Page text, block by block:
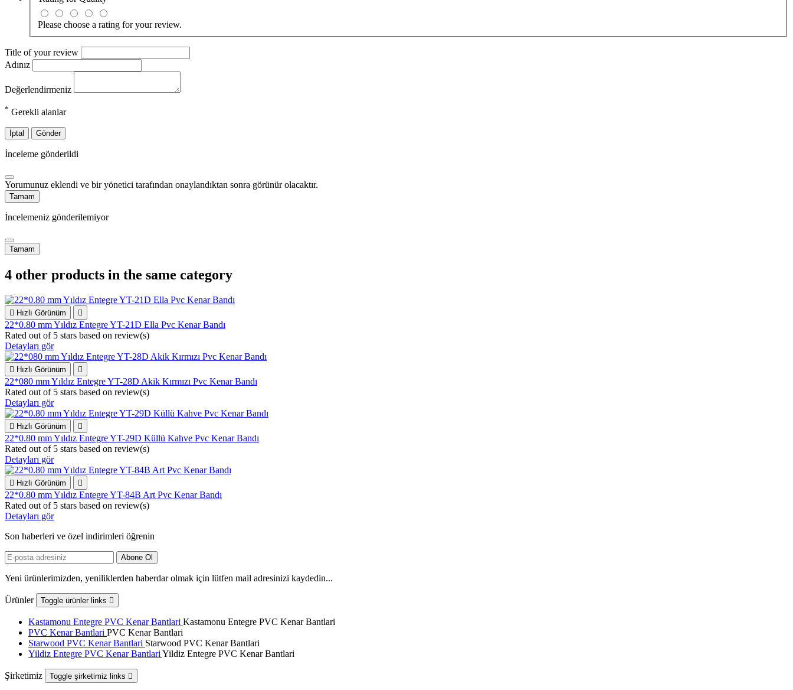
Please choose a rating for your review.
Title of your review
Adınız
Değerlendirmeniz
* Gerekli alanlar
İptal Gönder
İnceleme gönderildi
Yorumunuz eklendi ve bir yönetici tarafından onaylandıktan sonra görünür olacaktır.
Tamam
İncelemeniz gönderilemiyor
Tamam
4 other products in the same category
 Hızlı Görünüm 
22*0.80 mm Yıldız Entegre YT-21D Ella Pvc Kenar Bandı
Rated out of 5 stars based on review(s)
Detayları gör
 Hızlı Görünüm 
22*080 mm Yıldız Entegre YT-28D Akik Kırmızı Pvc Kenar Bandı
Rated out of 5 stars based on review(s)
Detayları gör
 Hızlı Görünüm 
22*0.80 mm Yıldız Entegre YT-29D Küllü Kahve Pvc Kenar Bandı
Rated out of 5 stars based on review(s)
Detayları gör
 Hızlı Görünüm 
22*0.80 mm Yıldız Entegre YT-84B Art Pvc Kenar Bandı
Rated out of 5 stars based on review(s)
Detayları gör
Son haberleri ve özel indirimleri öğrenin
Yeni ürünlerimizden, yeniliklerden haberdar olmak için lütfen mail adresinizi kaydedin...
Ürünler Toggle ürünler links 
Kastamonu Entegre PVC Kenar Bantlari Kastamonu Entegre PVC Kenar Bantlari
PVC Kenar Bantlari PVC Kenar Bantlari
Starwood PVC Kenar Bantlari Starwood PVC Kenar Bantlari
Yildiz Entegre PVC Kenar Bantlari Yildiz Entegre PVC Kenar Bantlari
Şirketimiz Toggle şirketimiz links 